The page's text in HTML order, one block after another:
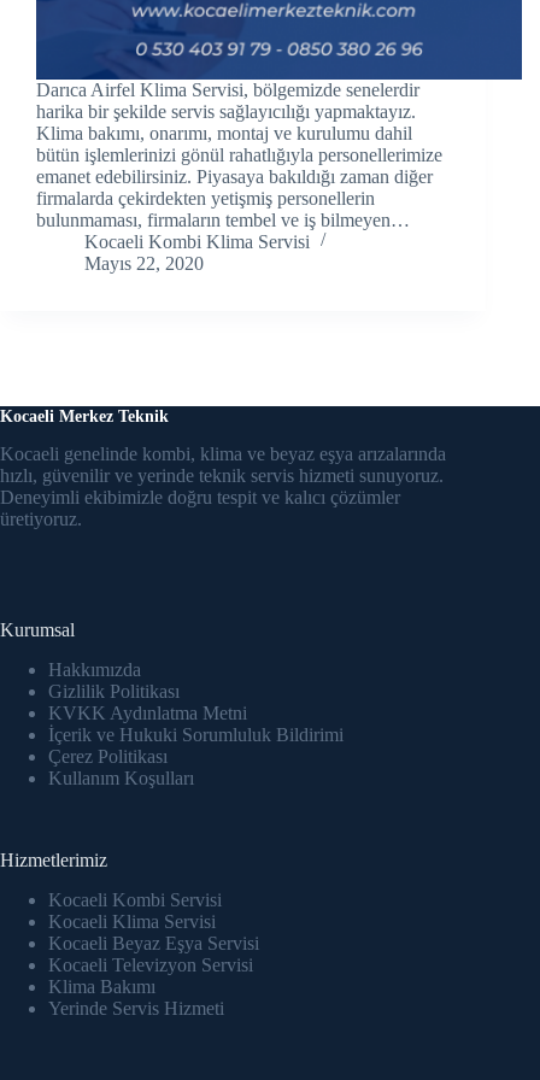
panel
panel
panel
panel
panel
panel
panel
panel
panel
panel
panel
panel
Darıca Airfel Klima Servisi, bölgemizde senelerdir
harika bir şekilde servis sağlayıcılığı yapmaktayız.
Klima bakımı, onarımı, montaj ve kurulumu dahil
bütün işlemlerinizi gönül rahatlığıyla personellerimize
emanet edebilirsiniz. Piyasaya bakıldığı zaman diğer
firmalarda çekirdekten yetişmiş personellerin
bulunmaması, firmaların tembel ve iş bilmeyen…
Kocaeli Kombi Klima Servisi
Mayıs 22, 2020
Kocaeli Merkez Teknik
Kocaeli genelinde kombi, klima ve beyaz eşya arızalarında
hızlı, güvenilir ve yerinde teknik servis hizmeti sunuyoruz.
Deneyimli ekibimizle doğru tespit ve kalıcı çözümler
üretiyoruz.
Kurumsal
Hakkımızda
Gizlilik Politikası
KVKK Aydınlatma Metni
İçerik ve Hukuki Sorumluluk Bildirimi
Çerez Politikası
Kullanım Koşulları
Hizmetlerimiz
Kocaeli Kombi Servisi
Kocaeli Klima Servisi
Kocaeli Beyaz Eşya Servisi
Kocaeli Televizyon Servisi
Klima Bakımı
Yerinde Servis Hizmeti